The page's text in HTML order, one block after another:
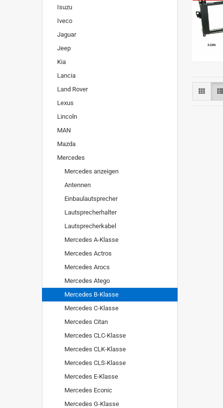
Isuzu
Iveco
Jaguar
Jeep
Kia
Lancia
Land Rover
Lexus
Lincoln
MAN
Mazda
Mercedes
Mercedes anzeigen
Antennen
Einbaulautsprecher
Lautsprecherhalter
Lautsprecherkabel
Mercedes A-Klasse
Mercedes Actros
Mercedes Arocs
Mercedes Atego
Mercedes B-Klasse
Mercedes C-Klasse
Mercedes Citan
Mercedes CLC-Klasse
Mercedes CLK-Klasse
Mercedes CLS-Klasse
Mercedes E-Klasse
Mercedes Econic
Mercedes G-Klasse